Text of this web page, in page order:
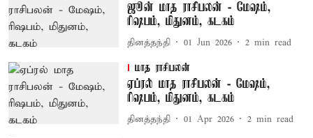
ஜூன் மாத ராசிபலன் - மேஷம்,
ரிஷபம், மிதுனம், கடகம்
தினத்தந்தி 01 Jun 2026 2 min read
மாத ராசிபலன்
ஏப்ரல் மாத ராசிபலன் - மேஷம்,
ரிஷபம், மிதுனம், கடகம்
தினத்தந்தி 01 Apr 2026 2 min read